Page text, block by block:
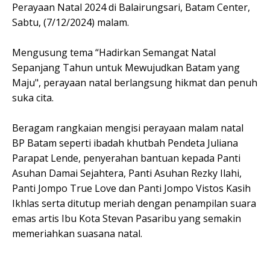
Perayaan Natal 2024 di Balairungsari, Batam Center,
Sabtu, (7/12/2024) malam.
Mengusung tema “Hadirkan Semangat Natal
Sepanjang Tahun untuk Mewujudkan Batam yang
Maju", perayaan natal berlangsung hikmat dan penuh
suka cita.
Beragam rangkaian mengisi perayaan malam natal
BP Batam seperti ibadah khutbah Pendeta Juliana
Parapat Lende, penyerahan bantuan kepada Panti
Asuhan Damai Sejahtera, Panti Asuhan Rezky Ilahi,
Panti Jompo True Love dan Panti Jompo Vistos Kasih
Ikhlas serta ditutup meriah dengan penampilan suara
emas artis Ibu Kota Stevan Pasaribu yang semakin
memeriahkan suasana natal.